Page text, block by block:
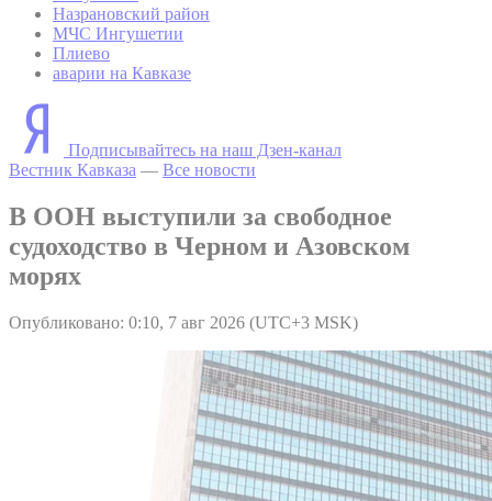
Назрановский район
МЧС Ингушетии
Плиево
аварии на Кавказе
Подписывайтесь на наш Дзен-канал
Вестник Кавказа — Все новости
В ООН выступили за свободное
судоходство в Черном и Азовском
морях
Опубликовано: 0:10, 7 авг 2026 (UTC+3 MSK)